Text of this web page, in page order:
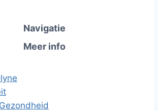
Navigatie
Meer info